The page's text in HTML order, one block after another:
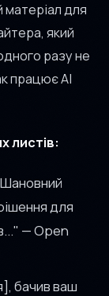
матеріал для
який
разу не
працює AI
листів:
для
— Open
бачив ваш